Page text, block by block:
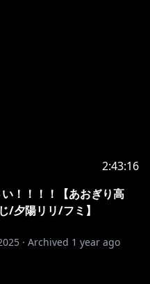
2:43:16
い！！！！【あおぎり高
/夕陽リリ/フミ】
· Archived 1 year ago